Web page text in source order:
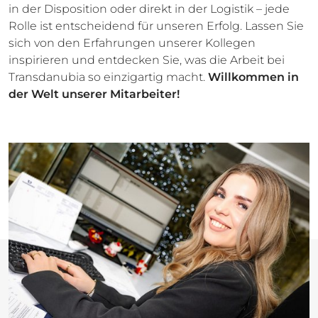
in der Disposition oder direkt in der Logistik – jede
Rolle ist entscheidend für unseren Erfolg. Lassen Sie
sich von den Erfahrungen unserer Kollegen
inspirieren und entdecken Sie, was die Arbeit bei
Transdanubia so einzigartig macht. Willkommen in
der Welt unserer Mitarbeiter!